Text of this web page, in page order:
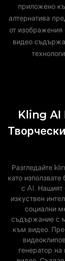
приложено
алтернатива
от
видео
Kling AI
Разгледайте
като
с AI. Нашият
изкуствен
социални
съдържание с
към видео.
генератор